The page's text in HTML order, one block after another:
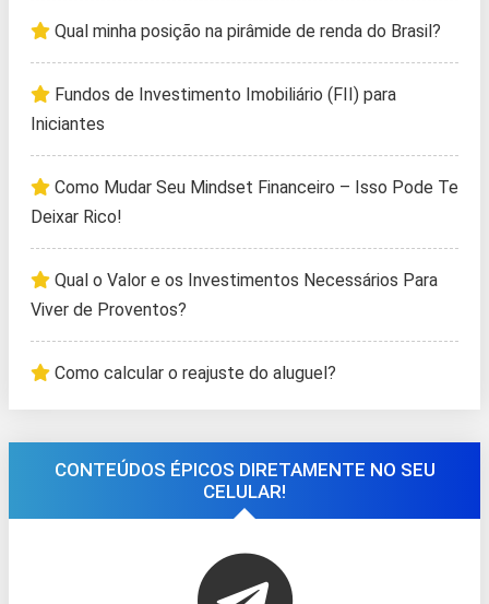
Qual minha posição na pirâmide de renda do Brasil?
Fundos de Investimento Imobiliário (FII) para
Iniciantes
Como Mudar Seu Mindset Financeiro – Isso Pode Te
Deixar Rico!
Qual o Valor e os Investimentos Necessários Para
Viver de Proventos?
Como calcular o reajuste do aluguel?
CONTEÚDOS ÉPICOS DIRETAMENTE NO SEU
CELULAR!